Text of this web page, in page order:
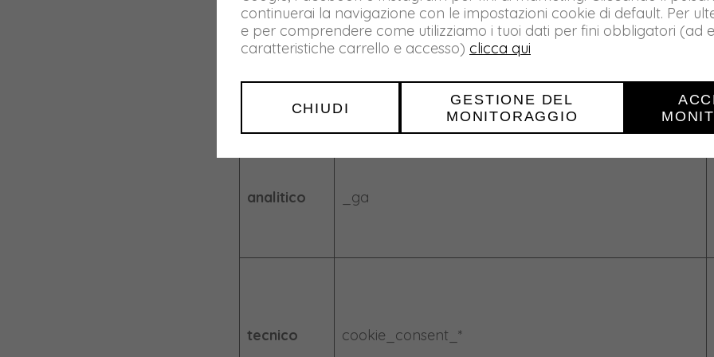
analitico _gid
analitico _ga
tecnico cookie_consent_*
continuerai la navigazione con le impostazioni cookie di default. Per
e per comprendere come utilizziamo i tuoi dati per fini obbligatori (ad
caratteristiche carrello e accesso) clicca qui
CHIUDI
GESTIONE DEL
MONITORAGGIO